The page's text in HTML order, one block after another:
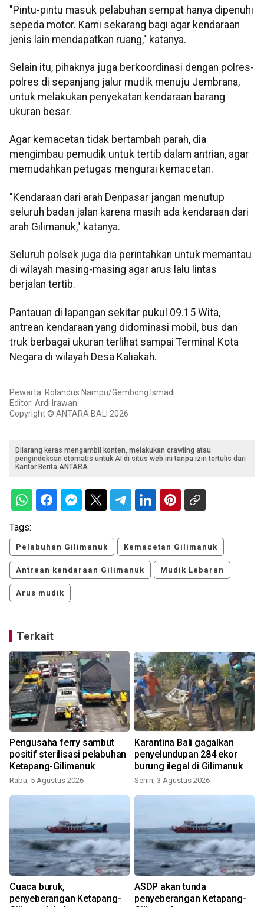
"Pintu-pintu masuk pelabuhan sempat hanya dipenuhi
sepeda motor. Kami sekarang bagi agar kendaraan
jenis lain mendapatkan ruang," katanya.
Selain itu, pihaknya juga berkoordinasi dengan polres-
polres di sepanjang jalur mudik menuju Jembrana,
untuk melakukan penyekatan kendaraan barang
ukuran besar.
Agar kemacetan tidak bertambah parah, dia
mengimbau pemudik untuk tertib dalam antrian, agar
memudahkan petugas mengurai kemacetan.
"Kendaraan dari arah Denpasar jangan menutup
seluruh badan jalan karena masih ada kendaraan dari
arah Gilimanuk," katanya.
Seluruh polsek juga dia perintahkan untuk memantau
di wilayah masing-masing agar arus lalu lintas
berjalan tertib.
Pantauan di lapangan sekitar pukul 09.15 Wita,
antrean kendaraan yang didominasi mobil, bus dan
truk berbagai ukuran terlihat sampai Terminal Kota
Negara di wilayah Desa Kaliakah.
Pewarta: Rolandus Nampu/Gembong Ismadi
Editor: Ardi Irawan
Copyright © ANTARA BALI 2026
Dilarang keras mengambil konten, melakukan crawling atau
pengindeksan otomatis untuk AI di situs web ini tanpa izin tertulis dari
Kantor Berita ANTARA.
Tags:
Pelabuhan Gilimanuk Kemacetan Gilimanuk
Antrean kendaraan Gilimanuk Mudik Lebaran
Arus mudik
Terkait
Pengusaha ferry sambut
positif sterilisasi pelabuhan
Ketapang-Gilimanuk
Rabu, 5 Agustus 2026
Karantina Bali gagalkan
penyelundupan 284 ekor
burung ilegal di Gilimanuk
Senin, 3 Agustus 2026
Cuaca buruk,
penyeberangan Ketapang-
ASDP akan tunda
penyeberangan Ketapang-